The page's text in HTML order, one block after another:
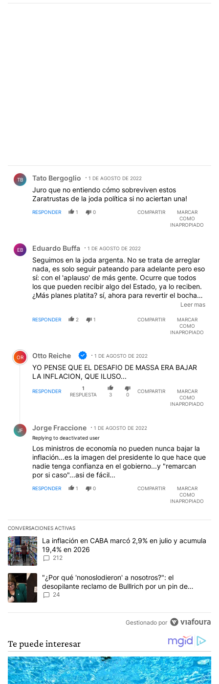
TB Tato Bergoglio 1 DE AGOSTO DE 2022
Juro que no entiendo cómo sobreviven estos
Zaratrustas de la joda política si no aciertan una!
RESPONDER 1 0 COMPARTIR
MARCAR
COMO
INAPROPIADO
EB Eduardo Buffa 1 DE AGOSTO DE 2022
Seguimos en la joda argenta. No se trata de arreglar
nada, es solo seguir pateando para adelante pero eso
sí: con el 'aplauso' de más gente. Ocurre que todos
los que pueden recibir algo del Estado, ya lo reciben.
¿Más planes platita? sí, ahora para revertir el bochazo
dramático. Y en el día del comienzo del segundo
Nunca Más, o juicio a ella, suena más feo todavía. Si
EDITADO
Leer mas
RESPONDER 2 1 COMPARTIR
MARCAR
COMO
INAPROPIADO
Comentario de Otto Reiche.
OR Otto Reiche 1 DE AGOSTO DE 2022
YO PENSE QUE EL DESAFIO DE MASSA ERA BAJAR
LA INFLACION, QUE ILUSO...
RESPONDER
1
RESPUESTA
3 0
COMPARTIR
MARCAR
COMO
INAPROPIADO
JF Jorge Fraccione
1 DE AGOSTO DE 2022
Replying to deactivated user
Los ministros de economía no pueden nunca bajar la
inflación...es la imagen del presidente lo que hace que
nadie tenga confianza en el gobierno...y "remarcan
por si caso"...asi de fácil...
RESPONDER 1 0 COMPARTIR
MARCAR
COMO
INAPROPIADO
CONVERSACIONES ACTIVAS
Este listado muestra los artículos con más comentarios en los
Un artículo de tendencia con el título "La inflación en CABA
La inflación en CABA marcó 2,9% en julio y acumula
19,4% en 2026
212
Un artículo de tendencia con el título ""¿Por qué 'nonoslodieron'
"¿Por qué 'nonoslodieron' a nosotros?": el
desopilante reclamo de Bulllrich por un pin de
Malvinas
24
Gestionado por